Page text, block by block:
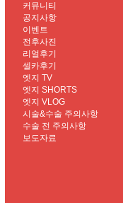
커뮤니티
공지사항
이벤트
전후사진
리얼후기
셀카후기
엣지 TV
엣지 SHORTS
엣지 VLOG
시술&수술 주의사항
수술 전 주의사항
보도자료